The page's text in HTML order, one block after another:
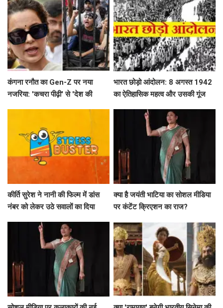
कंगना रनौत का Gen-Z पर नया
नजरिया: 'कचरा पीढ़ी' से 'देश की
भारत छोड़ो आंदोलन: 8 अगस्त 1942
का ऐतिहासिक महत्व और उसकी गूंज
कीर्ति सुरेश ने नानी की फिल्म में डांस
नंबर को लेकर उठे सवालों का दिया
क्या है जयंती भाटिया का सोशल मीडिया
पर कंटेंट क्रिएशन का राज?